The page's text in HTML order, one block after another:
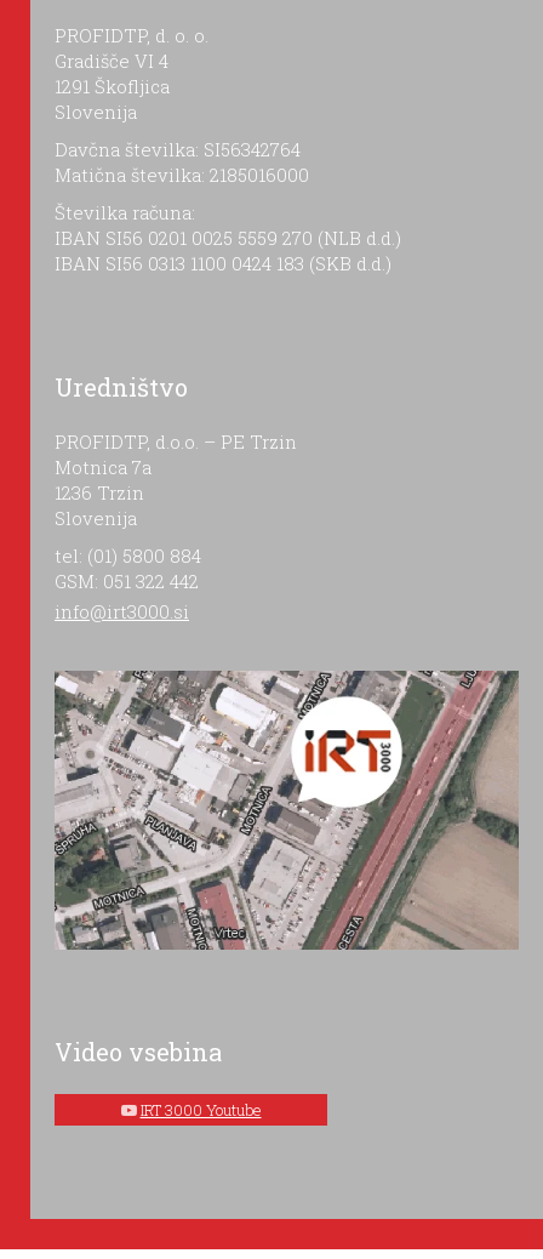
PROFIDTP, d. o. o.
Gradišče VI 4
1291 Škofljica
Slovenija
Davčna številka: SI56342764
Matična številka: 2185016000
Številka računa:
IBAN SI56 0201 0025 5559 270 (NLB d.d.)
IBAN SI56 0313 1100 0424 183 (SKB d.d.)
Uredništvo
PROFIDTP, d.o.o. – PE Trzin
Motnica 7a
1236 Trzin
Slovenija
tel: (01) 5800 884
GSM: 051 322 442
info@irt3000.si
Video vsebina
IRT 3000 Youtube